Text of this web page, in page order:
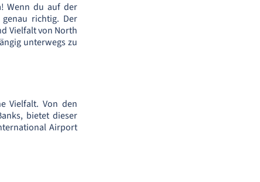
Wenn du auf der
richtig. Der
Vielfalt von North
unterwegs zu
Vielfalt. Von den
bietet dieser
Airport